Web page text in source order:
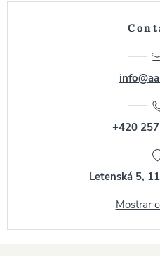
+420
Letenská 5,
Mostrar